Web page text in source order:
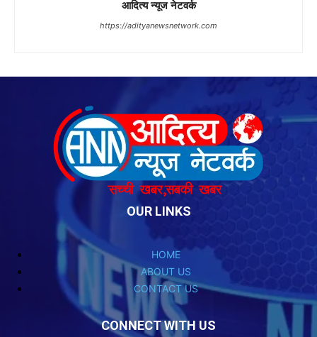
OUR LINKS
HOME
ABOUT US
CONTACT US
CONNECT WITH US